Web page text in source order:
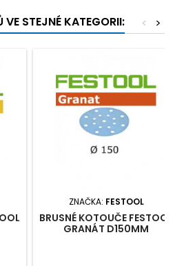
STEJNÉ KATEGORII: >
<
ZNAČKA: FESTOOL
BRUSNÉ KOTOUČE FESTOOL
GRANÁT D150MM